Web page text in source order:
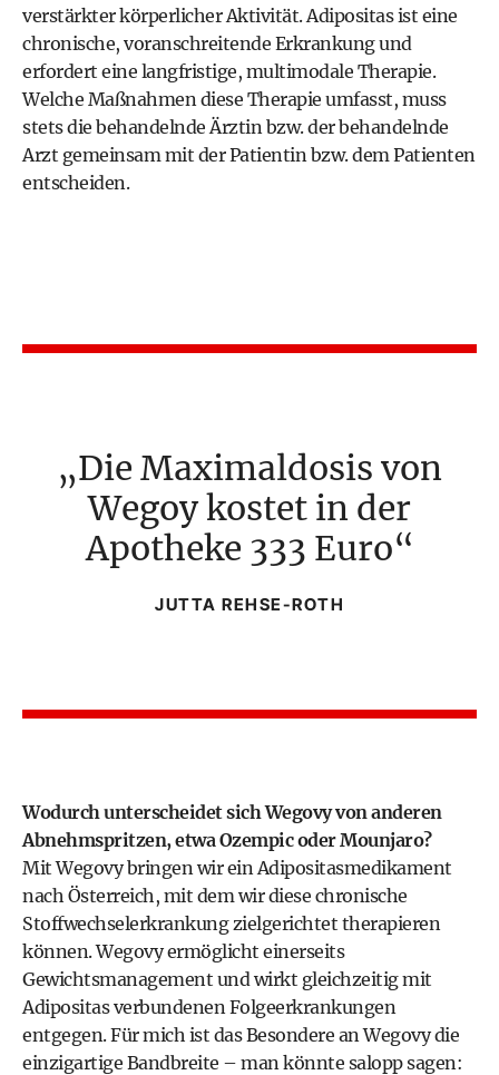
verstärkter körperlicher Aktivität. Adipositas ist eine
chronische, voranschreitende Erkrankung und
erfordert eine langfristige, multimodale Therapie.
Welche Maßnahmen diese Therapie umfasst, muss
stets die behandelnde Ärztin bzw. der behandelnde
Arzt gemeinsam mit der Patientin bzw. dem Patienten
entscheiden.
Die Maximaldosis von
Wegoy kostet in der
Apotheke 333 Euro
JUTTA REHSE-ROTH
Wodurch unterscheidet sich Wegovy von anderen
Abnehmspritzen, etwa Ozempic oder Mounjaro?
Mit Wegovy bringen wir ein Adipositasmedikament
nach Österreich, mit dem wir diese chronische
Stoffwechselerkrankung zielgerichtet therapieren
können. Wegovy ermöglicht einerseits
Gewichtsmanagement und wirkt gleichzeitig mit
Adipositas verbundenen Folgeerkrankungen
entgegen. Für mich ist das Besondere an Wegovy die
einzigartige Bandbreite – man könnte salopp sagen: